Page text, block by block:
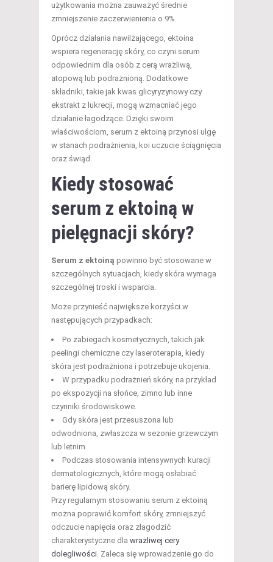
użytkowania można zauważyć średnie
zmniejszenie zaczerwienienia o 9%.
Oprócz działania nawilżającego, ektoina
wspiera regenerację skóry, co czyni serum
odpowiednim dla osób z cerą wrażliwą,
atopową lub podrażnioną. Dodatkowe
składniki, takie jak kwas glicyryzynowy czy
ekstrakt z lukrecji, mogą wzmacniać jego
działanie łagodzące. Dzięki swoim
właściwościom, serum z ektoiną przynosi ulgę
w stanach podrażnienia, koi uczucie ściągnięcia
oraz świąd.
Kiedy stosować
serum z ektoiną w
pielęgnacji skóry?
Serum z ektoiną powinno być stosowane w
szczególnych sytuacjach, kiedy skóra wymaga
szczególnej troski i wsparcia.
Może przynieść największe korzyści w
następujących przypadkach:
Po zabiegach kosmetycznych, takich jak
peelingi chemiczne czy laseroterapia, kiedy
skóra jest podrażniona i potrzebuje ukojenia.
W przypadku podrażnień skóry, na przykład
po ekspozycji na słońce, zimno lub inne
czynniki środowiskowe.
Gdy skóra jest przesuszona lub
odwodniona, zwłaszcza w sezonie grzewczym
lub letnim.
Podczas stosowania intensywnych kuracji
dermatologicznych, które mogą osłabiać
barierę lipidową skóry.
Przy regularnym stosowaniu serum z ektoiną
można poprawić komfort skóry, zmniejszyć
odczucie napięcia oraz złagodzić
charakterystyczne dla wrażliwej cery
dolegliwości. Zaleca się wprowadzenie go do